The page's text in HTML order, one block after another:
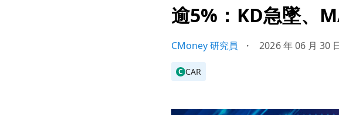
逾5%：KD急墜、
CMoney 研究員 ・ 2026 年 06 月 30
C CAR